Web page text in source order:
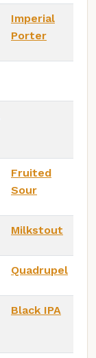
Imperial
Porter
Fruited
Sour
Milkstout
Quadrupel
Black IPA